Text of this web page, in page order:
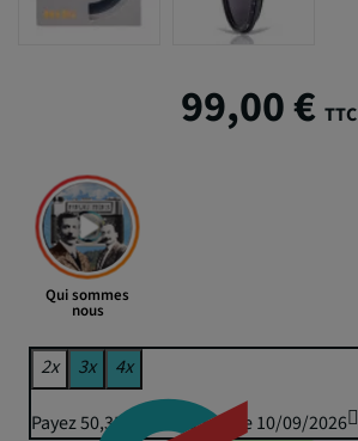
99,00 € TTC
Qui sommes
nous
2x 3x 4x
Payez 50,35 € puis 49,50 € le 10/09/2026